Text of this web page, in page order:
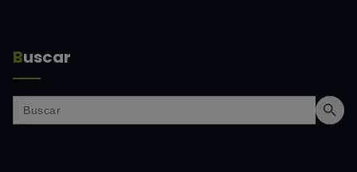
Buscar
Search
for:
Search